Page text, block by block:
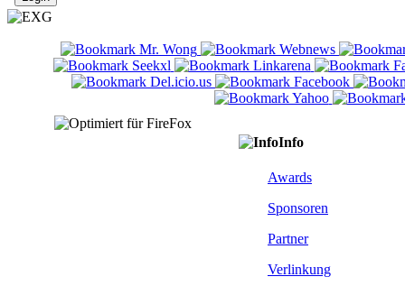
Info
Awards
Sponsoren
Partner
Verlinkung